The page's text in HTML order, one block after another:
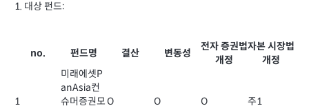
1. 대상 펀드:
no. 펀드명 결산 변동성
전자 증권법
개정
자본 시장법
개정
1
미래에셋P
anAsia컨
슈머증권모O O O 주1